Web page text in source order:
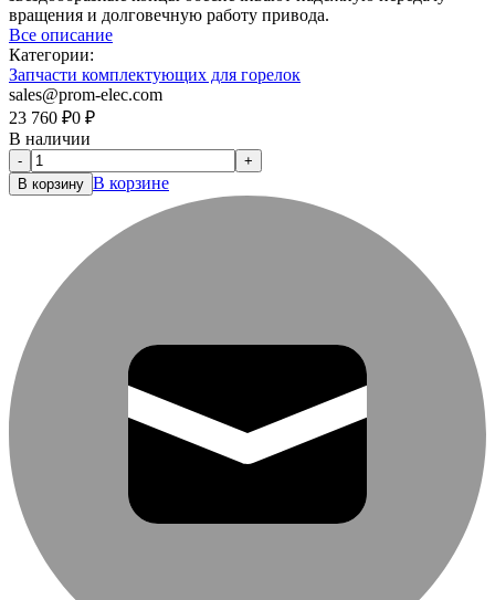
вращения и долговечную работу привода.
Все описание
Категории:
Запчасти комплектующих для горелок
sales@prom-elec.com
23 760 ₽0 ₽
В наличии
-
+
В корзину В корзине